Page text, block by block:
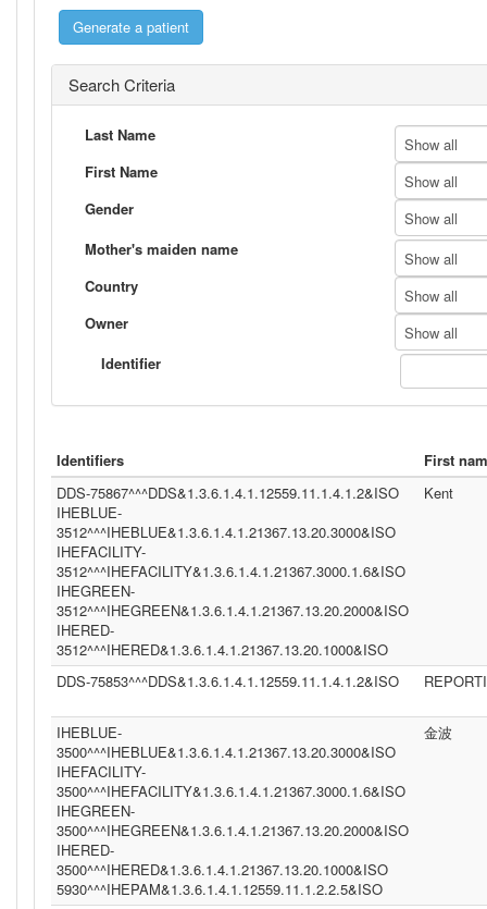
Search Criteria
Last Name
Show all
First Name
Show all
Gender
Show all
Mother's maiden name
Show all
Country
Show all
Owner
Show all
Identifier
Identifiers
First
DDS-75867^^^DDS&1.3.6.1.4.1.12559.11.1.4.1.2&ISO
IHEBLUE-
3512^^^IHEBLUE&1.3.6.1.4.1.21367.13.20.3000&ISO
IHEFACILITY-
3512^^^IHEFACILITY&1.3.6.1.4.1.21367.3000.1.6&ISO
IHEGREEN-
3512^^^IHEGREEN&1.3.6.1.4.1.21367.13.20.2000&ISO
IHERED-
3512^^^IHERED&1.3.6.1.4.1.21367.13.20.1000&ISO
Kent
DDS-75853^^^DDS&1.3.6.1.4.1.12559.11.1.4.1.2&ISO
IHEBLUE-
3500^^^IHEBLUE&1.3.6.1.4.1.21367.13.20.3000&ISO
IHEFACILITY-
3500^^^IHEFACILITY&1.3.6.1.4.1.21367.3000.1.6&ISO
IHEGREEN-
3500^^^IHEGREEN&1.3.6.1.4.1.21367.13.20.2000&ISO
IHERED-
3500^^^IHERED&1.3.6.1.4.1.21367.13.20.1000&ISO
5930^^^IHEPAM&1.3.6.1.4.1.12559.11.1.2.2.5&ISO
金波